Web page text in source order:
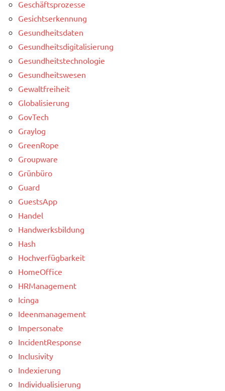
Geschäftsprozesse
Gesichtserkennung
Gesundheitsdaten
Gesundheitsdigitalisierung
Gesundheitstechnologie
Gesundheitswesen
Gewaltfreiheit
Globalisierung
GovTech
Graylog
GreenRope
Groupware
Grünbüro
Guard
GuestsApp
Handel
Handwerksbildung
Hash
Hochverfügbarkeit
HomeOffice
HRManagement
Icinga
Ideenmanagement
Impersonate
IncidentResponse
Inclusivity
Indexierung
Individualisierung